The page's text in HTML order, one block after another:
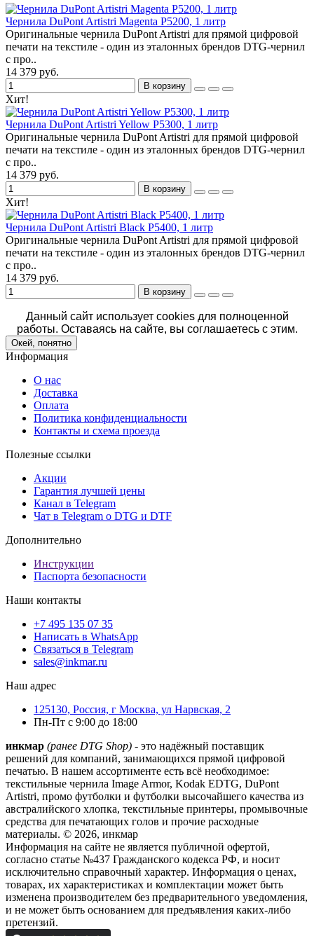
Чернила DuPont Artistri Magenta P5200, 1 литр
Оригинальные чернила DuPont Artistri для прямой цифровой
печати на текстиле - один из эталонных брендов DTG-чернил
с про..
14 379 руб.
В корзину
Хит!
Чернила DuPont Artistri Yellow P5300, 1 литр
Оригинальные чернила DuPont Artistri для прямой цифровой
печати на текстиле - один из эталонных брендов DTG-чернил
с про..
14 379 руб.
В корзину
Хит!
Чернила DuPont Artistri Black P5400, 1 литр
Оригинальные чернила DuPont Artistri для прямой цифровой
печати на текстиле - один из эталонных брендов DTG-чернил
с про..
14 379 руб.
В корзину
Данный сайт использует cookies для полноценной
работы. Оставаясь на сайте, вы соглашаетесь с этим.
Окей, понятно
Информация
О нас
Доставка
Оплата
Политика конфиденциальности
Контакты и схема проезда
Полезные ссылки
Акции
Гарантия лучшей цены
Канал в Telegram
Чат в Telegram о DTG и DTF
Дополнительно
Инструкции
Паспорта безопасности
Наши контакты
+7 495 135 07 35
Написать в WhatsApp
Связаться в Telegram
sales@inkmar.ru
Наш адрес
125130, Россия, г Москва, ул Нарвская, 2
Пн-Пт с 9:00 до 18:00
инкмар (ранее DTG Shop) - это надёжный поставщик
решений для компаний, занимающихся прямой цифровой
печатью. В нашем ассортименте есть всё необходимое:
текстильные чернила Image Armor, Kodak EDTG, DuPont
Artistri, промо футболки и футболки высочайшего качества из
австралийского хлопка, текстильные принтеры, промывочные
средства для печатающих голов и прочие расходные
материалы. © 2026, инкмар
Информация на сайте не является публичной офертой,
согласно статье №437 Гражданского кодекса РФ, и носит
исключительно справочный характер. Информация о ценах,
товарах, их характеристиках и комплектации может быть
изменена производителем без предварительного уведомления,
и не может быть основанием для предъявления каких-либо
претензий.